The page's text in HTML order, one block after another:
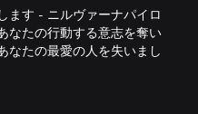
ます - ニルヴァーナパイロ
なたの行動する意志を奪い
なたの最愛の人を失いまし
を求めますが、記憶が戻